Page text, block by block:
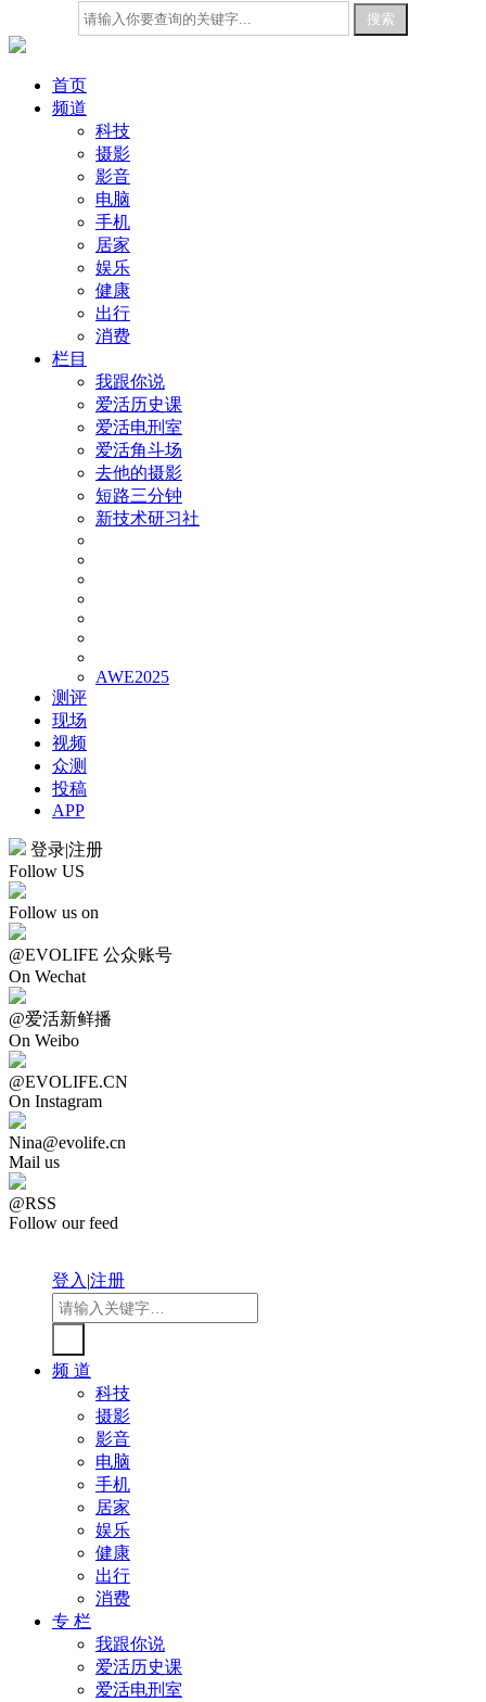
首页
频道
科技
摄影
影音
电脑
手机
居家
娱乐
健康
出行
消费
栏目
我跟你说
爱活历史课
爱活电刑室
爱活角斗场
去他的摄影
短路三分钟
新技术研习社
AWE2025
测评
现场
视频
众测
投稿
APP
登录|注册
Follow US
Follow us on
@EVOLIFE 公众账号
On Wechat
@爱活新鲜播
On Weibo
@EVOLIFE.CN
On Instagram
Nina@evolife.cn
Mail us
@RSS
Follow our feed
登入|注册
频 道
科技
摄影
影音
电脑
手机
居家
娱乐
健康
出行
消费
专 栏
我跟你说
爱活历史课
爱活电刑室